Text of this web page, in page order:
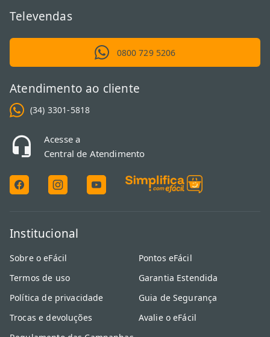
Televendas
0800 729 5206
Atendimento ao cliente
(34) 3301-5818
Acesse a
Central de Atendimento
Institucional
Sobre o eFácil
Termos de uso
Política de privacidade
Trocas e devoluções
Pontos eFácil
Garantia Estendida
Guia de Segurança
Avalie o eFácil